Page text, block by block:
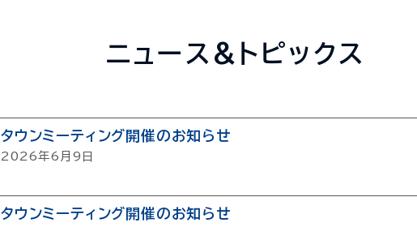
ニュース&トピックス
タウンミーティング開催のお知らせ
2026年6月9日
タウンミーティング開催のお知らせ